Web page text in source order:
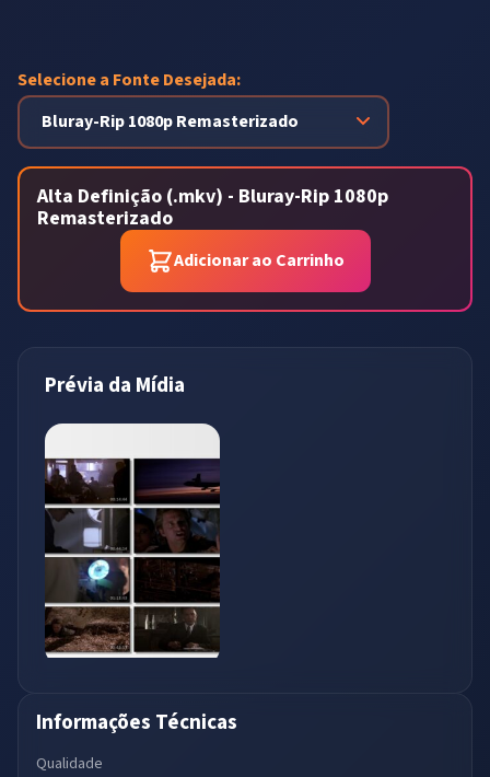
Selecione a Fonte Desejada:
Alta Definição (.mkv) - Bluray-Rip 1080p
Remasterizado
Adicionar ao Carrinho
Prévia da Mídia
Informações Técnicas
Qualidade